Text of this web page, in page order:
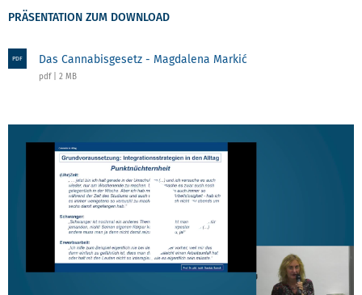
PRÄSENTATION ZUM DOWNLOAD
PDF Das Cannabisgesetz - Magdalena Markić
pdf | 2 MB